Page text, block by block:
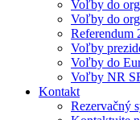
Voľby do
Voľby do
Referendum
Voľby
Voľby do
Voľby NR
Kontakt
Rezervačný